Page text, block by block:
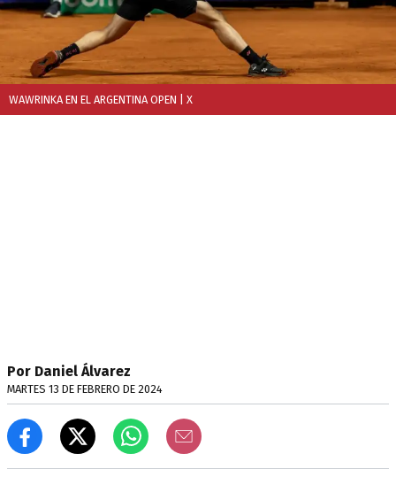
WAWRINKA EN EL ARGENTINA OPEN | X
Por Daniel Álvarez
MARTES 13 DE FEBRERO DE 2024